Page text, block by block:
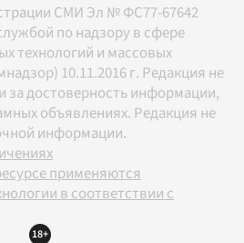
СМИ Эл № ФС77-67642
по надзору в сфере
технологий и массовых
10.11.2016 г. Редакция не
за достоверность информации,
объявлениях. Редакция не
информации.
применяются
в соответствии с
18+